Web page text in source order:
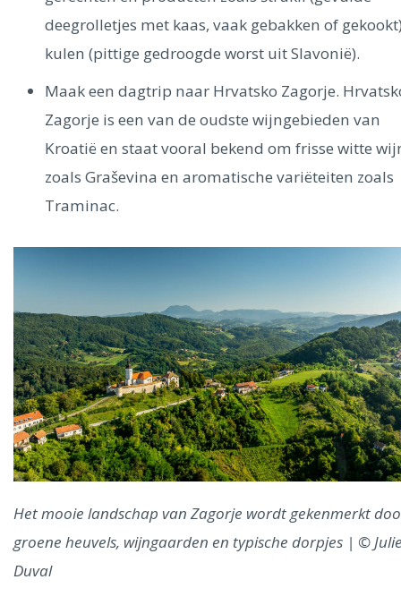
deegrolletjes met kaas, vaak gebakken of
kulen (pittige gedroogde worst uit Slavonië).
Maak een dagtrip naar Hrvatsko Zagorje.
Zagorje is een van de oudste wijngebieden van
Kroatië en staat vooral bekend om frisse witte
zoals Graševina en aromatische variëteiten zoals
Traminac.
Het mooie landschap van Zagorje wordt gekenmerkt
groene heuvels, wijngaarden en typische dorpjes | ©
Duval